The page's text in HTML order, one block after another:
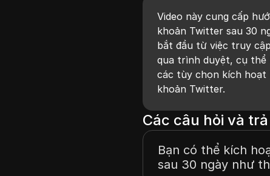
Video này cung cấp
khoản Twitter sau 30
bắt đầu từ việc truy
qua trình duyệt, cụ thể
các tùy chọn kích hoạt
khoản Twitter.
Các câu hỏi và
Bạn có thể kích
sau 30 ngày như